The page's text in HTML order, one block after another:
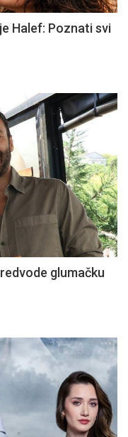
Halef: Poznati svi
glumačku